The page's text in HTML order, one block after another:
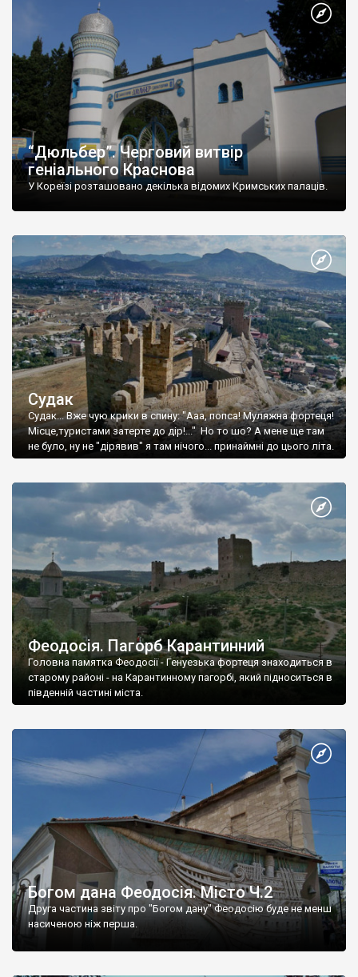
“Дюльбер”. Черговий витвір
геніального Краснова
У Кореїзі розташовано декілька відомих Кримських палаців.
Судак
Судак... Вже чую крики в спину: "Ааа, попса! Муляжна фортеця!
Місце,туристами затерте до дір!..." Но то шо? А мене ще там
не було, ну не "дірявив" я там нічого... принаймні до цього літа.
Феодосія. Пагорб Карантинний
Головна памятка Феодосії - Генуезька фортеця знаходиться в
старому районі - на Карантинному пагорбі, який підноситься в
південній частині міста.
Богом дана Феодосія. Місто Ч.2
Друга частина звіту про "Богом дану" Феодосію буде не менш
насиченою ніж перша.